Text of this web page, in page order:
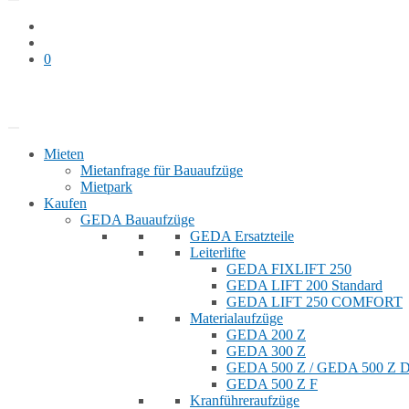
0
Mieten
Mietanfrage für Bauaufzüge
Mietpark
Kaufen
GEDA Bauaufzüge
GEDA Ersatzteile
Leiterlifte
GEDA FIXLIFT 250
GEDA LIFT 200 Standard
GEDA LIFT 250 COMFORT
Materialaufzüge
GEDA 200 Z
GEDA 300 Z
GEDA 500 Z / GEDA 500 Z
GEDA 500 Z F
Kranführeraufzüge